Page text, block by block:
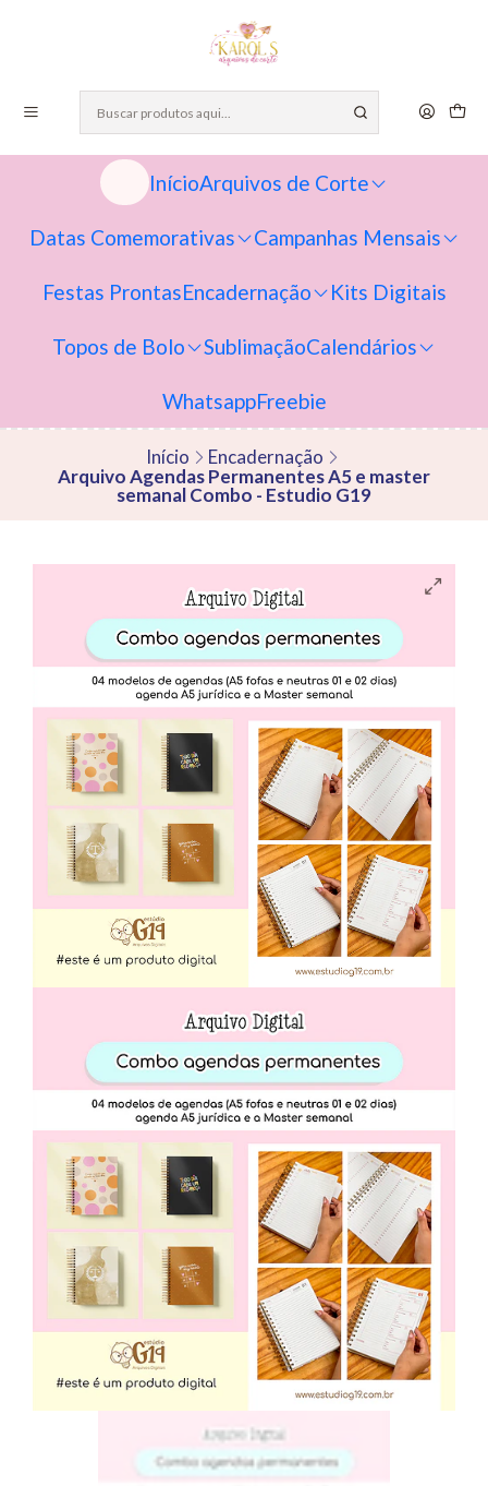
InícioArquivos de Corte
Datas Comemorativas Campanhas Mensais
Festas ProntasEncadernação Kits Digitais
Topos de Bolo SublimaçãoCalendários
WhatsappFreebie
Início
Encadernação
Arquivo Agendas Permanentes A5 e master
semanal Combo - Estudio G19